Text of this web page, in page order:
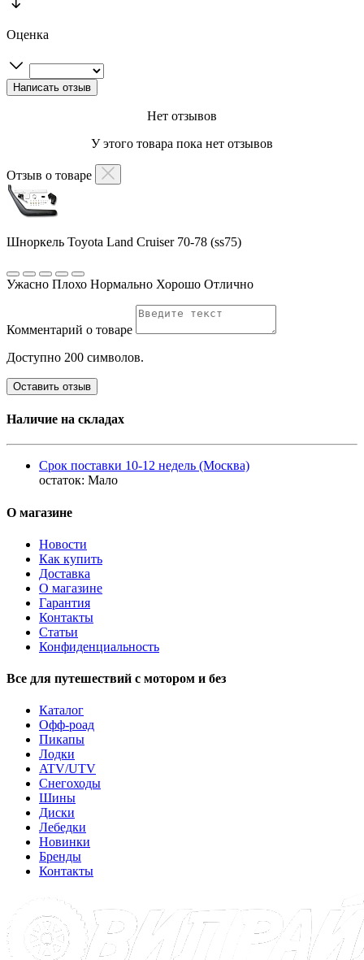
Оценка
Нет отзывов
У этого товара пока нет отзывов
Отзыв о товаре
Шноркель Toyota Land Cruiser 70-78 (ss75)
Ужасно Плохо Нормально Хорошо Отлично
Комментарий о товаре
Доступно 200 символов.
Оставить отзыв
Наличие на складах
Срок поставки 10-12 недель (Москва)
остаток: Мало
О магазине
Новости
Как купить
Доставка
О магазине
Гарантия
Контакты
Статьи
Конфиденциальность
Все для путешествий с мотором и без
Каталог
Офф-роад
Пикапы
Лодки
ATV/UTV
Снегоходы
Шины
Диски
Лебедки
Новинки
Бренды
Контакты